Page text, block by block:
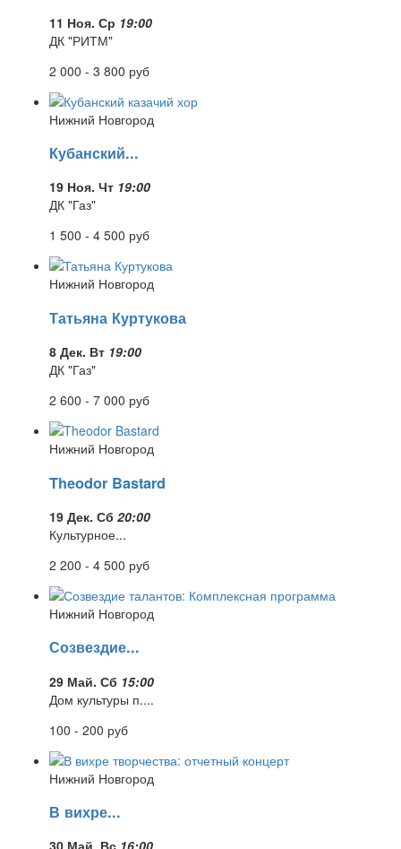
11 Ноя. Ср 19:00
ДК "РИТМ"
2 000 - 3 800 руб
Нижний Новгород
Кубанский...
19 Ноя. Чт 19:00
ДК "Газ"
1 500 - 4 500 руб
Нижний Новгород
Татьяна Куртукова
8 Дек. Вт 19:00
ДК "Газ"
2 600 - 7 000 руб
Нижний Новгород
Theodor Bastard
19 Дек. Сб 20:00
Культурное...
2 200 - 4 500 руб
Нижний Новгород
Созвездие...
29 Май. Сб 15:00
Дом культуры п....
100 - 200 руб
Нижний Новгород
В вихре...